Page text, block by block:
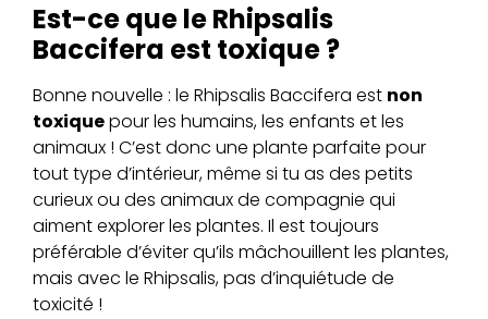
Est-ce que le Rhipsalis
Baccifera est toxique ?
Bonne nouvelle : le Rhipsalis Baccifera est non
toxiquepour les humains, les enfants et les
animaux ! C’est donc une plante parfaite pour
tout type d’intérieur, même si tu as des petits
curieux ou des animaux de compagnie qui
aiment explorer les plantes. Il est toujours
préférable d’éviter qu’ils mâchouillent les plantes,
mais avec le Rhipsalis, pas d’inquiétude de
toxicité !